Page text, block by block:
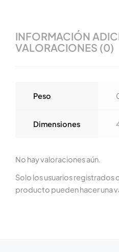
INFORMACIÓN
VALORACIONES (0)
Peso
Dimensiones
No hay valoraciones aún.
Solo los usuarios registrados
producto pueden hacer una